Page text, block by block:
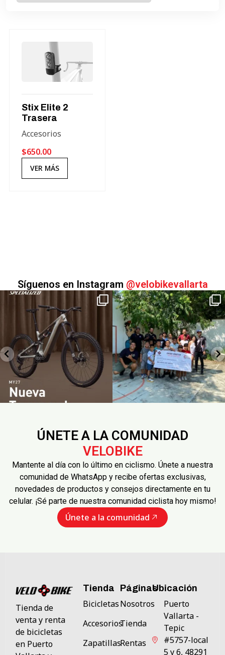
Stix Elite 2
Trasera
Accesorios
$650.00
VER MÁS
Síguenos en Instagram @velobikevallarta
comienza ahora.
Conoce la
3 0
Sumar también es una
forma de transformar...
22 2
ÚNETE A LA COMUNIDAD
VELOBIKE
Mantente al día con lo último en ciclismo. Únete a nuestra
comunidad de WhatsApp y recibe ofertas exclusivas,
novedades de productos y consejos directamente en tu
celular. ¡Sé parte de nuestra comunidad ciclista hoy mismo!
Únete a la comunidad
Tienda de
venta y renta
de bicicletas
en Puerto
Tienda
Bicicletas
Accesorios
Zapatillas
Páginas
Nosotros
Tienda
Rentas
Ubicación
Puerto
Vallarta -
Tepic
#5757-local
5 y 6, 48291